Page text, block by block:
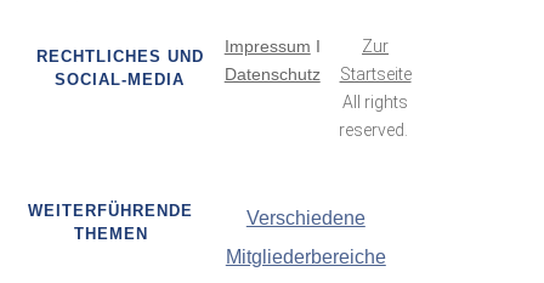
RECHTLICHES UND
SOCIAL-MEDIA
Impressum I
Datenschutz
Zur
Startseite
All rights
reserved.
WEITERFÜHRENDE
THEMEN
Verschiedene
Mitgliederbereiche